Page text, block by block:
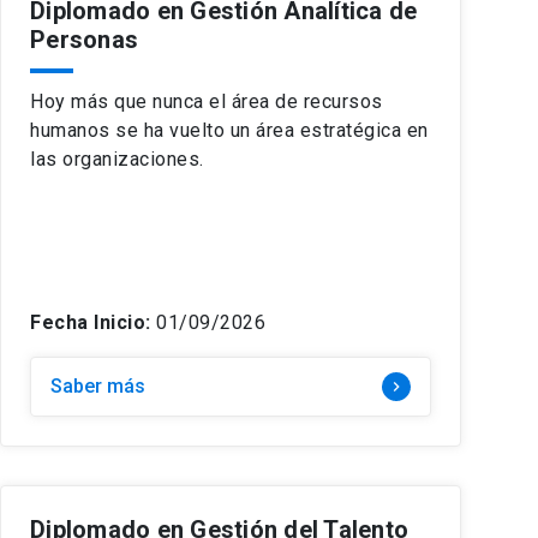
Diplomado en Gestión Analítica de
Personas
Hoy más que nunca el área de recursos
humanos se ha vuelto un área estratégica en
las organizaciones.
Fecha Inicio: 01/09/2026
Saber más keyboard_arrow_right
Diplomado en Gestión del Talento